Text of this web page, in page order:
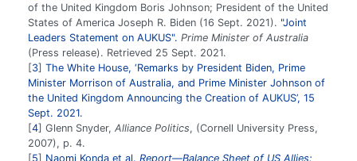
of the United Kingdom Boris Johnson; President of the United
States of America Joseph R. Biden (16 Sept. 2021). "Joint
Leaders Statement on AUKUS". Prime Minister of Australia
(Press release). Retrieved 25 Sept. 2021.
3 The White House, ‘Remarks by President Biden, Prime
Minister Morrison of Australia, and Prime Minister Johnson of
the United Kingdom Announcing the Creation of AUKUS’, 15
Sept. 2021.
4 Glenn Snyder, Alliance Politics, (Cornell University Press,
2007), p. 4.
5
Naomi Konda et al. Report―Balance Sheet of US Allies: